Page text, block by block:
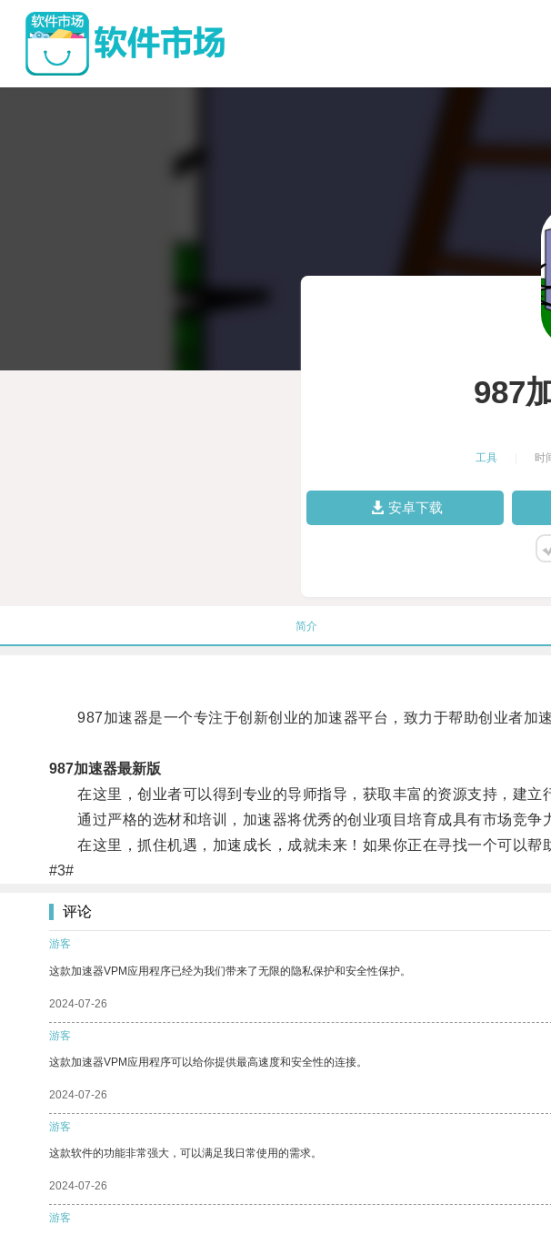
987
工具 时
安卓下载
简介
987加速器是一个专注于创新创业的加速器平台，致力于帮助创业者加速
987加速器最新版
在这里，创业者可以得到专业的导师指导，获取丰富的资源支持，建立
通过严格的选材和培训，加速器将优秀的创业项目培育成具有市场竞争
在这里，抓住机遇，加速成长，成就未来！如果你正在寻找一个可以帮
#3#
评论
游客
这款加速器VPM应用程序已经为我们带来了无限的隐私保护和安全性保护。
2024-07-26
游客
这款加速器VPM应用程序可以给你提供最高速度和安全性的连接。
2024-07-26
游客
这款软件的功能非常强大，可以满足我日常使用的需求。
2024-07-26
游客